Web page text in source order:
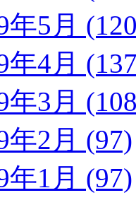
年5月
年4月
年3月
年2月 (97)
年1月 (97)